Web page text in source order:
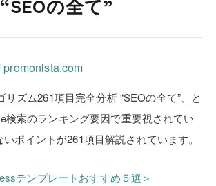
の全て”
リズム261項目完全分析 “SEOの全て”、と
検索のランキング要因で重要視されてい
ポイントが261項目解説されています。
テンプレートおすすめ５選＞